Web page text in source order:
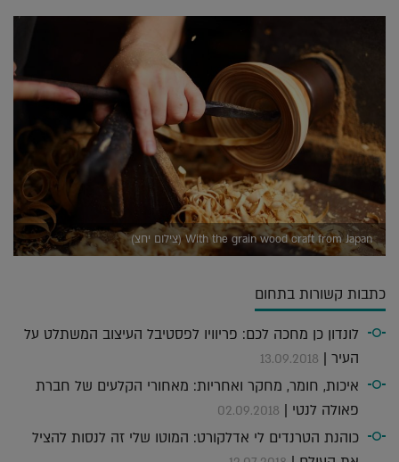
With the grain wood craft from Japan (צילום יחצ)
כתבות קשורות בתחום
לונדון כן מחכה לכם: פריוויו לפסטיבל העיצוב המשתלט על
העיר | 13.09.2018
איכות, חומר, מחקר ואחריות: מאחורי הקלעים של חברת
פאולה לנטי | 02.09.2018
כוהנת הטרנדים לי אדלקורט: המוטו שלי זה לנסות להציל